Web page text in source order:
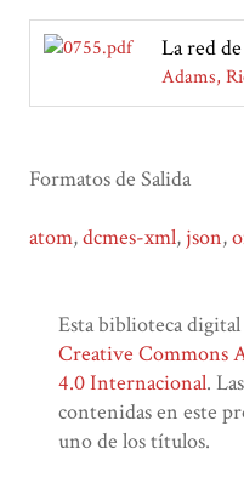
La red
Adams,
Formatos de Salida
atom,dcmes-xml, json,
Esta biblioteca
Creative Commons
4.0 Internacional.
contenidas en este
uno de los títulos.